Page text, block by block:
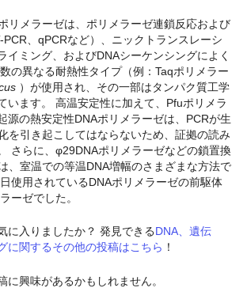
リメラーゼは、ポリメラーゼ連鎖反応および
PCR、qPCRなど）、ニックトランスレーシ
イミング、およびDNAシーケンシングによく
の異なる耐熱性タイプ（例：Taqポリメラー
）が使用され、その一部はタンパク質工学
います。 高温安定性に加えて、Pfuポリメラ
源の熱安定性DNAポリメラーゼは、PCRが生
を引き起こしてはならないため、証拠の読み
さらに、φ29DNAポリメラーゼなどの鎖置換
、室温での等温DNA増幅のさまざまな方法で
使用されているDNAポリメラーゼの前駆体
ーゼでした。
に入りましたか？ 発見できるDNA、遺伝
に関するその他の投稿はこちら ！
に興味があるかもしれません。